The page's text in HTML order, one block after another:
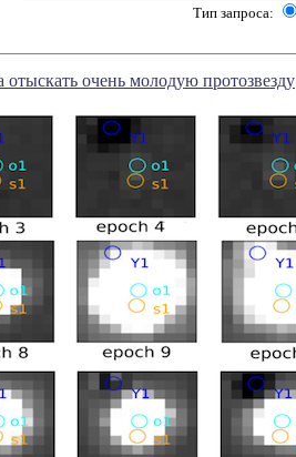
Тип запроса:
очень молодую протозвезду